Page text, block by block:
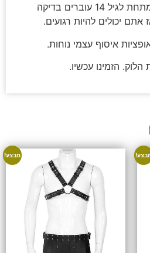
כל המוצרים שלנו לילדים מתחת לגיל 14 עוברים בדיקה
יכולים להיות רגועים.
איסוף עצמי נוחות.
הזמינו עכשיו.
מבצע!